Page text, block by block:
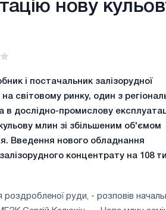
нову
і постачальник залізорудної
на світовому ринку, один з
в дослідно-промислову
млин зі збільшеним об'ємом
Введення нового обладнання
концентрату на 108
роздробленої руди, - розповів